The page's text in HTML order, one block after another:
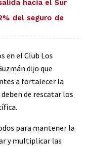
hacia el Sur
del seguro de
en el Club Los
dijo que
a fortalecer la
de rescatar los
para mantener la
y multiplicar las